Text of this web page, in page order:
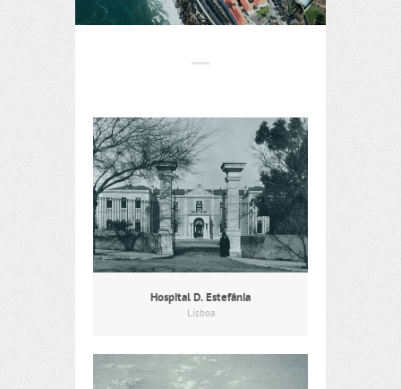
Hospital D. Estefânia
Lisboa